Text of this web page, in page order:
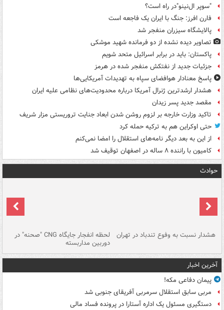
"سوپر ال‌نینو"در راه است؟
فارن افرز: جنگ با ایران یک فاجعه است
پالایشگاه سیزران منفجر شد
تصاویر دیده‌ نشده از دو فرمانده شهید موشکی
پاکستان: باید در برابر اسرائیل متحد شویم
جزئیات جدید از نفتکش منفجر شده در هرمز
پاسخ معنادار هوافضای سپاه به تهدیدات آمریکایی‌ها
هشدار ارشدترین ژنرال آمریکا درباره محدودیت‌های نظامی علیه ایران
مقصد جدید پسر زیدان
تاکید وزارت خارجه بر لزوم روشن شدن ابعاد جنایت تروریستی مزار شریف
حتی اوکراین هم به ترکیه حمله کرد
از این به بعد دیگر نامه‌های استقلال را امضا نمی‌کنم
کامیون با راننده ۸ ساله در اصفهان توقیف شد
حوادث
هشدار نسبت به وفوع تندباد در تهران لحظه انفجار جایگاه CNG "صحنه" در
دوربین مداربسته
آخرین اخبار
پیمان دفاعی مکه!
مربی سابق استقلال سرمربی آفریقای جنوبی شد
دستگیری مسئول یک اداره آستارا در پرونده فساد مالی